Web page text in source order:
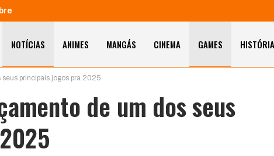
NOTÍCIAS ANIMES MANGÁS CINEMA GAMES HISTÓRIA
principais jogos pra 2025
de um dos seus